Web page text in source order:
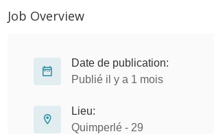
Job Overview
Date de publication:
Publié il y a 1 mois
Lieu:
Quimperlé - 29